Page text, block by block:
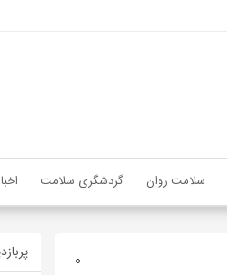
سلامت روان گردشگری سلامت
0